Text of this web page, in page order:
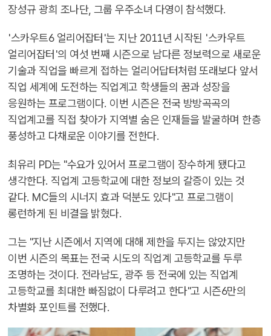
장성규 광희 조나단, 그룹 우주소녀 다영이 참석했다.
'스카우트6 얼리어잡터'는 지난 2011년 시작된 '스카우트
얼리어잡터'의 여섯 번째 시즌으로 남다른 정보력으로 새로운
기술과 직업을 빠르게 접하는 얼리어답터처럼 또래보다 앞서
직업 세계에 도전하는 직업계고 학생들의 꿈과 성장을
응원하는 프로그램이다. 이번 시즌은 전국 방방곡곡의
직업계고를 직접 찾아가 지역별 숨은 인재들을 발굴하며 한층
풍성하고 다채로운 이야기를 전한다.
최유리 PD는 "수요가 있어서 프로그램이 장수하게 됐다고
생각한다. 직업계 고등학교에 대한 정보의 갈증이 있는 것
같다. MC들의 시너지 효과 덕분도 있다"고 프로그램이
롱런하게 된 비결을 밝혔다.
그는 "지난 시즌에서 지역에 대해 제한을 두지는 않았지만
이번 시즌의 목표는 전국 시도의 직업계 고등학교를 두루
조명하는 것이다. 전라남도, 광주 등 전국에 있는 직업계
고등학교를 최대한 빠짐없이 다루려고 한다"고 시즌6만의
차별화 포인트를 전했다.